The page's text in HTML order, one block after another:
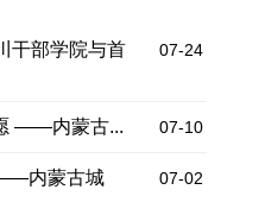
干部学院与首
07-24
——内蒙古... 07-10
内蒙古城
07-02